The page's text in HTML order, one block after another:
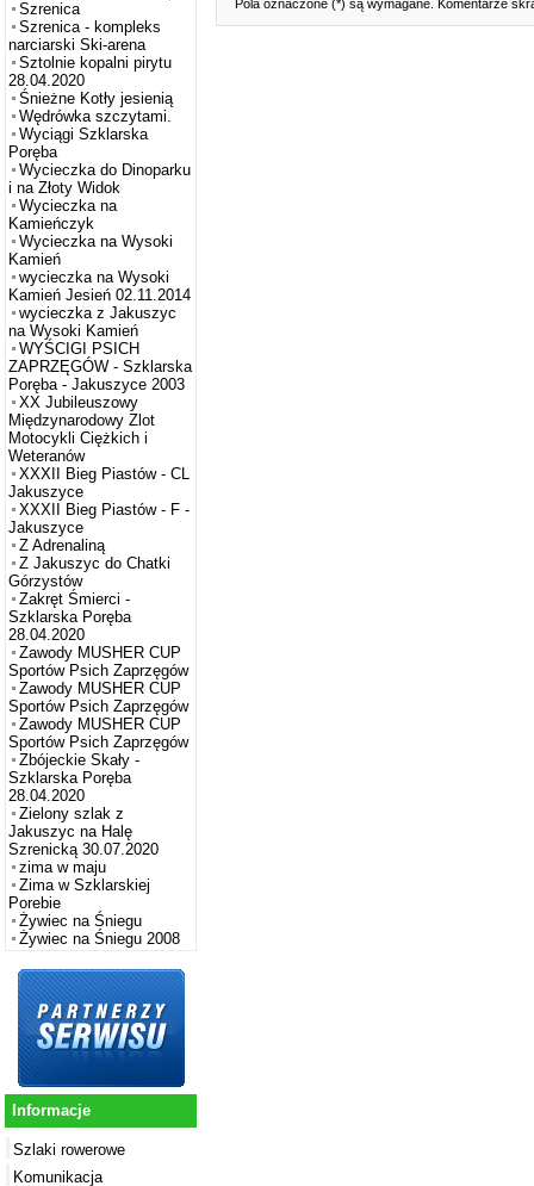
Szrenica
Szrenica - kompleks
narciarski Ski-arena
Sztolnie kopalni pirytu
28.04.2020
Śnieżne Kotły jesienią
Wędrówka szczytami.
Wyciągi Szklarska
Poręba
Wycieczka do Dinoparku
i na Złoty Widok
Wycieczka na
Kamieńczyk
Wycieczka na Wysoki
Kamień
wycieczka na Wysoki
Kamień Jesień 02.11.2014
wycieczka z Jakuszyc
na Wysoki Kamień
WYŚCIGI PSICH
ZAPRZĘGÓW - Szklarska
Poręba - Jakuszyce 2003
XX Jubileuszowy
Międzynarodowy Zlot
Motocykli Ciężkich i
Weteranów
XXXII Bieg Piastów - CL
Jakuszyce
XXXII Bieg Piastów - F -
Jakuszyce
Z Adrenaliną
Z Jakuszyc do Chatki
Górzystów
Zakręt Śmierci -
Szklarska Poręba
28.04.2020
Zawody MUSHER CUP
Sportów Psich Zaprzęgów
Zawody MUSHER CUP
Sportów Psich Zaprzęgów
Zawody MUSHER CUP
Sportów Psich Zaprzęgów
Zbójeckie Skały -
Szklarska Poręba
28.04.2020
Zielony szlak z
Jakuszyc na Halę
Szrenicką 30.07.2020
zima w maju
Zima w Szklarskiej
Porebie
Żywiec na Śniegu
Żywiec na Śniegu 2008
Informacje
Szlaki rowerowe
Komunikacja
Pola oznaczone (*) są wymagane. Komentarze